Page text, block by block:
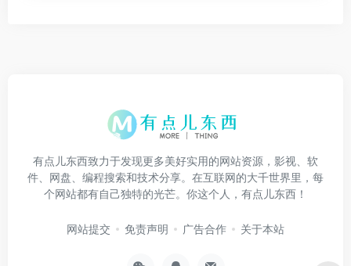
有点儿东西致力于发现更多美好实用的网站资源，影视、软
件、网盘、编程搜索和技术分享。在互联网的大千世界里，每
个网站都有自己独特的光芒。你这个人，有点儿东西！
网站提交 免责声明 广告合作 关于本站